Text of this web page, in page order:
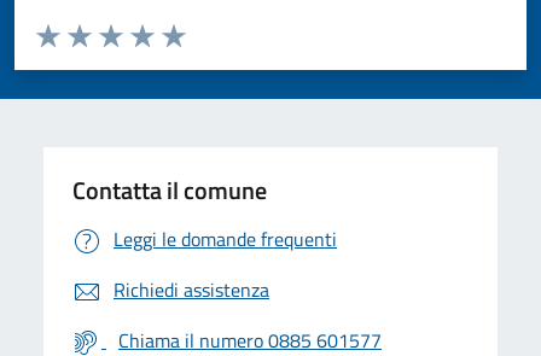
Valuta da 1 a 5 stelle la pagina
Valuta 5 stelle su 5
Valuta 4 stelle su 5
Valuta 3 stelle su 5
Valuta 2 stelle su 5
Valuta 1 stelle su 5
Contatta il comune
Leggi le domande frequenti
Richiedi assistenza
Chiama il numero 0885 601577